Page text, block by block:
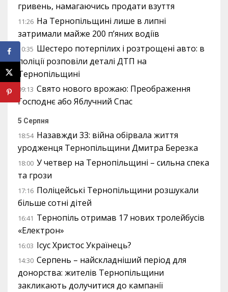
гривень, намагаючись продати взуття
11:26 На Тернопільщині лише в липні
затримали майже 200 п’яних водіїв
10:35 Шестеро потерпілих і розтрощені авто: в
поліції розповіли деталі ДТП на
Тернопільщині
09:13 Свято нового врожаю: Преображення
Господнє або Яблучний Спас
5 Серпня
18:54 Назавжди 33: війна обірвала життя
уродженця Тернопільщини Дмитра Березка
18:00 У четвер на Тернопільщині – сильна спека
та грози
17:16 Поліцейські Тернопільщини розшукали
більше сотні дітей
16:41 Тернопіль отримав 17 нових тролейбусів
«Електрон»
16:03 Ісус Христос Українець?
14:30 Серпень – найскладніший період для
донорства: жителів Тернопільщини
закликають долучитися до кампанії